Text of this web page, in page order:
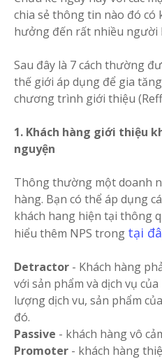
chia sẻ thông tin nào đó có
hưởng đến rất nhiều người
Sau đây là 7 cách thường
thế giới áp dụng để gia
chương trình giới thiệu
1. Khách hàng giới thiệu
nguyện
Thông thường một doanh
hàng. Bạn có thể áp dụng
khách hang hiện tại thông
hiểu thêm NPS trong tại
Detractor - Khách hàng
với sản phẩm và dịch vụ
lượng dịch vu, sản phẩm
đó.
Passive - khách hàng vô
Promoter - khách hàng